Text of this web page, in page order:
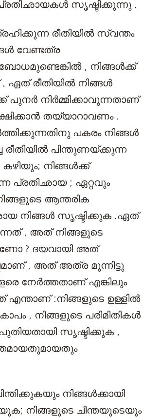
സൃഷ്ടിക്കുന്നു .
രീതിയിൽ സ്വന്തം
വേണ്ടത്ര
, നിങ്ങൾക്ക്
ഏത് രീതിയിൽ നിങ്ങൾ
നിർമ്മിക്കാവുന്നതാണ്
തയ്യാറാവണം .
പകരം നിങ്ങൾ
പിന്തുണയ്ക്കുന്ന
നിങ്ങൾക്ക്
പ്രതിഛായ ; ഏറ്റവും
ആന്തരിക
നിങ്ങൾ സൃഷ്ടിക്കുക .ഏത്
, അത് നിങ്ങളുടെ
? ദയവായി അത്
, അത് അത്ര മുന്നിട്ടു
നേർത്തതാണ് എങ്കിലും
:നിങ്ങളുടെ ഉള്ളിൽ
, നിങ്ങളുടെ പരിമിതികൾ
പുതിയതായി സൃഷ്ടിക്കുക ,
നിങ്ങൾക്കായി
നിങ്ങളുടെ ചിന്തയുടെയും